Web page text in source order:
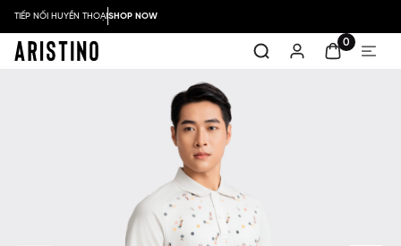
TIẾP NỐI HUYỀN THOẠISHOP NOW
0